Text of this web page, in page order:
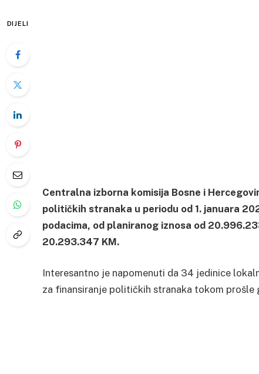
DIJELI
Centralna izborna komisija Bosne i
političkih stranaka u periodu od 1. januara
podacima, od planiranog iznosa od
20.293.347 KM.
Interesantno je napomenuti da 34 jedinice
za finansiranje političkih stranaka tokom prošle